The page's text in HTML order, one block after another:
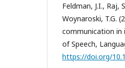
Feldman, J.I., Raj,
Woynaroski, T.G.
communication in
of Speech,
https://doi.org/